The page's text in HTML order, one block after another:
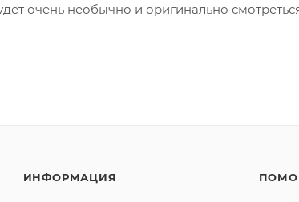
очень необычно и оригинально
ИНФОРМАЦИЯ